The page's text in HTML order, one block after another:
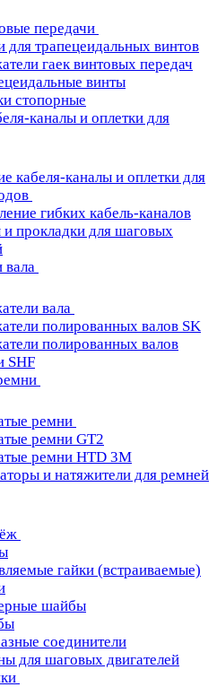
передачи
для трапецеидальных винтов
гаек винтовых передач
винты
стопорные
каналы и оплетки для
кабеля-каналы и оплетки для
гибких кабель-каналов
прокладки для шаговых
вала
вала
полированных валов SK
полированных валов
SHF
ремни
ремни GT2
ремни HTD 3M
и натяжители для ремней
гайки (встраиваемые)
шайбы
соединители
для шаговых двигателей